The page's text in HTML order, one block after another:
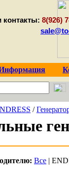
контакты: 8(926)
/
Все |